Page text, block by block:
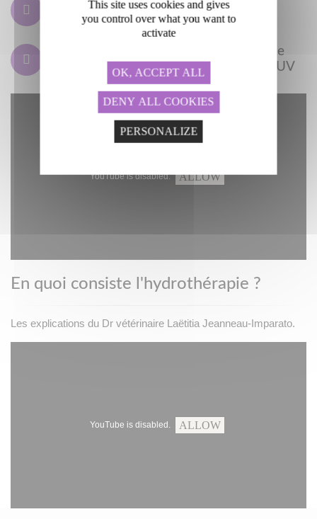
physiotherapie.ac@oniris-nantes.fr
Prenez connaissance des consignes de
biosécurité avant votre venue au CHUV
YouTube is disabled. ALLOW
En quoi consiste l'hydrothérapie ?
Les explications du Dr vétérinaire Laëtitia Jeanneau-Imparato.
YouTube is disabled. ALLOW
This site uses cookies and gives
you control over what you want to
activate
OK, ACCEPT ALL
DENY ALL COOKIES
PERSONALIZE